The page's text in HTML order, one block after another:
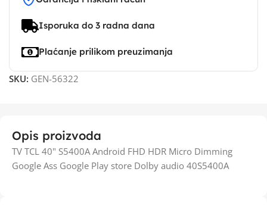
Isporuka do 3 radna dana
Plaćanje prilikom preuzimanja
SKU: GEN-56322
Opis proizvoda
TV TCL 40" S5400A Android FHD HDR Micro Dimming
Google Ass Google Play store Dolby audio 40S5400A